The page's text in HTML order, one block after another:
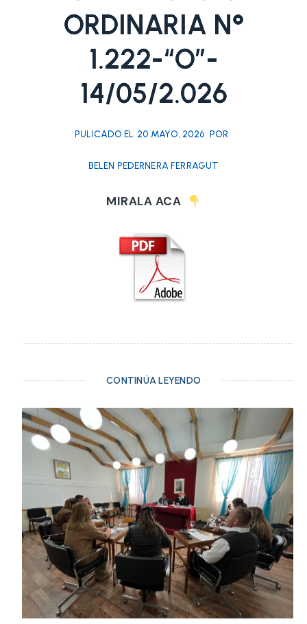
ORDINARIA N°
1.222-“O”-
14/05/2.026
PULICADO EL 20 MAYO, 2026 POR
BELEN PEDERNERA FERRAGUT
MIRALA ACA
CONTINÚA LEYENDO